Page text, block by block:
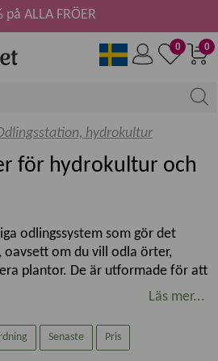
0
0
på ALLA FRÖER
hydrokultur
för hydrokultur och
odlingssystem som gör det
om du vill odla örter,
plantor. De är utformade för att
och används ofta vid
av odlingsstationer – både
Läs mer...
Senaste Pris